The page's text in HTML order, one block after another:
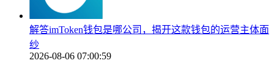
解答imToken钱包是哪公司，揭开这款钱包的运营主体面
纱
2026-08-06 07:00:59